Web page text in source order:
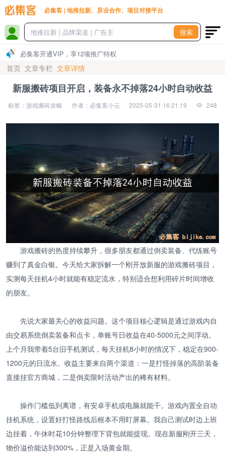
必集客 | 地推拉新、异业合作、项目对接平台
搜索
必集客开通VIP，享12项推广特权
首页 文章专栏 文章详情
新服搬砖项目开启，装备永不掉落24小时自动收益
标签：游戏搬砖攻略 作者：必集客小云 2025-05-31 16:21:19 248
游戏搬砖的热度持续攀升，很多朋友都通过倒卖装备、代练账号
赚到了真金白银。今天给大家拆解一个刚开放新服的游戏搬砖项目，
实测每天挂机4小时就能有稳定流水，特别适合想利用碎片时间增收
的朋友。
先说大家最关心的收益问题。这个项目核心逻辑是通过游戏内自
由交易系统倒卖装备和点卡，单账号日收益在40-5000元之间浮动。
上个月我带着5台旧手机测试，每天挂机8小时的情况下，稳定在900-
1200元的日流水。收益主要来自两个渠道：一是打怪掉落的高阶装备
直接挂官方商城，二是倒卖限时活动产出的稀有材料。
操作门槛低到离谱，有安卓手机或电脑就能干。游戏内置全自动
挂机系统，设置好打怪路线后根本不用盯屏幕。我自己测试时边上班
边挂着，午休时花10分钟整理下背包就能提现。现在新服刚开三天，
物价溢价能达到300%，正是入场黄金期。